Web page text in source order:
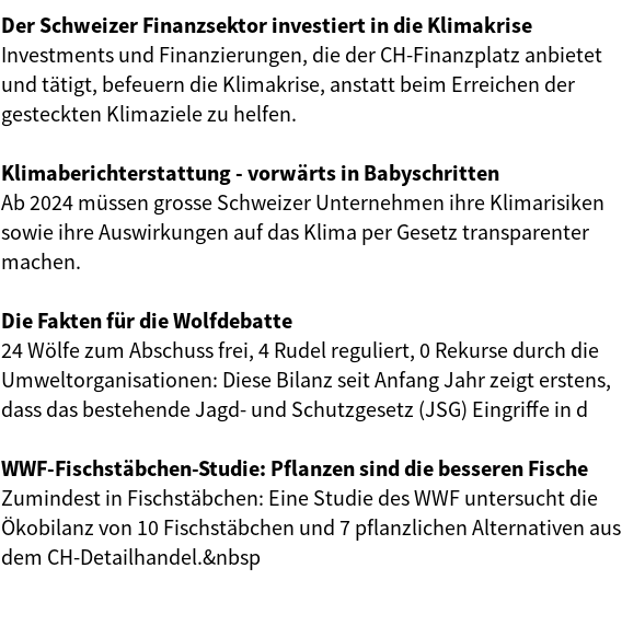
Der Schweizer Finanzsektor investiert in die Klimakrise
Investments und Finanzierungen, die der CH-Finanzplatz anbietet
und tätigt, befeuern die Klimakrise, anstatt beim Erreichen der
gesteckten Klimaziele zu helfen.
Klimaberichterstattung - vorwärts in Babyschritten
Ab 2024 müssen grosse Schweizer Unternehmen ihre Klimarisiken
sowie ihre Auswirkungen auf das Klima per Gesetz transparenter
machen.
Die Fakten für die Wolfdebatte
24 Wölfe zum Abschuss frei, 4 Rudel reguliert, 0 Rekurse durch die
Umweltorganisationen: Diese Bilanz seit Anfang Jahr zeigt erstens,
dass das bestehende Jagd- und Schutzgesetz (JSG) Eingriffe in d
WWF-Fischstäbchen-Studie: Pflanzen sind die besseren Fische
Zumindest in Fischstäbchen: Eine Studie des WWF untersucht die
Ökobilanz von 10 Fischstäbchen und 7 pflanzlichen Alternativen aus
dem CH-Detailhandel.&nbsp